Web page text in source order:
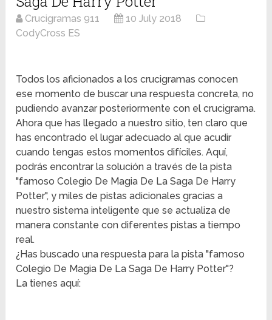
Crucigramas 911
10 July 2018
CodyCross ES
Todos los aficionados a los crucigramas conocen
ese momento de buscar una respuesta concreta, no
pudiendo avanzar posteriormente con el crucigrama.
Ahora que has llegado a nuestro sitio, ten claro que
has encontrado el lugar adecuado al que acudir
cuando tengas estos momentos difíciles. Aquí,
podrás encontrar la solución a través de la pista
"famoso Colegio De Magia De La Saga De Harry
Potter", y miles de pistas adicionales gracias a
nuestro sistema inteligente que se actualiza de
manera constante con diferentes pistas a tiempo
real.
¿Has buscado una respuesta para la pista "famoso
Colegio De Magia De La Saga De Harry Potter"?
La tienes aquí: